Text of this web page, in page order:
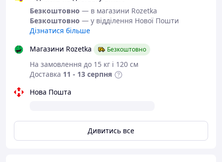
чохлом і наповнювачемстане
яскравим акцентом у вашій вітальні
або спальні. Це не просто подушка – це
стиль і комфорт в одному!
Додайте затишку вашій оселі з
м’якими та красивими
подушками!
Безкоштовно — в магазини Rozetka
Безкоштовно — у відділення Нової Пошти
Дізнатися більше
Магазини Rozetka
Безкоштовно
На замовлення до 15 кг і 120 см
Доставка 11 - 13 серпня
Нова Пошта
Дивитись все